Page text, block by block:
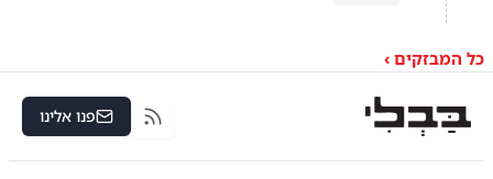
כל המבזקים ›
RSS פנו אלינו